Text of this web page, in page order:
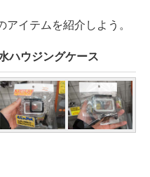
イテムを紹介しよう。
ハウジングケース